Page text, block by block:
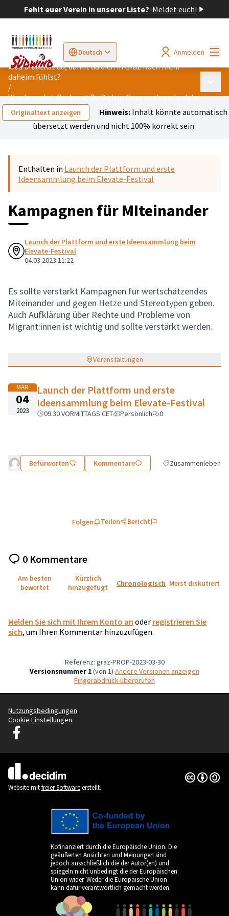
Fehlt euer Verein in unserer Liste?-Meldet euch!
Deutsch
Sprache wählen Choose languageElegir el idioma
Anmelden
Was brauchst du, damit du dich in Graz noch mehr
daheim fühlst?
/
Was brauchst Du damit Du Dich in Graz noch mehr daheim
Originaltext anzeigen Hinweis:Inhalt könnte automatisch
übersetzt werden und nicht 100% korrekt sein.
Enthalten in Launch der Plattform und erste
Ideensammlung beim Elevate-Festival
Kampagnen für MIteinander
Launch der Plattform und erste Ideensammlung beim
Elevate-Festival
04.03.2023 11:22
Es sollte verstärkt Kampagnen für wertschätzendes
Miteinander und gegen Hetze und Stereotypen geben.
Auch Aufklärung über Rechte und Probleme von
Migrant:innen ist wichtig und sollte verstärkt werden.
Veranstaltungen
MÄR
04
2023
Launch der Plattform und erste
Ideensammlung beim Elevate-Festival
09:30 VORMITTAGS CET Persönlich 0
Befürworten Kommentare Ergebnisse nach
Zusammenleben
Folgen Teilen Bericht
0 Kommentare
Am besten
bewertet
Kürzlich
hinzugefügt
Chronologisch Meist diskutiert
Melden Sie sich mit Ihrem Konto an oder registrieren Sie
sich, um Ihren Kommentar hinzuzufügen.
Referenz: graz-PROP-2023-03-30
Versionsnummer 1(von 1)
Andere Versionen anzeigen
Fingerabdruck überprüfen
Nutzungsbedingungen
Cookie Einstellungen
Graz Gemeinsam Gestalten auf Facebook
(Externer Link)
Website mitfreier Softwareerstellt.
Creative
(Externer
Kofinanziert durch die Europäische Union. Die
geäußerten Ansichten und Meinungen sind
jedoch ausschließlich die der Autor(en) und
spiegeln nicht unbedingt die der Europäischen
Union wider. Weder die Europäische Union
kann dafür verantwortlich gemacht werden.